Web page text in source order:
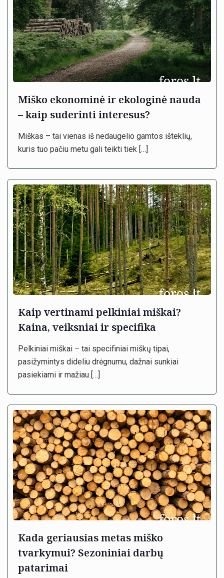
Miško ekonominė ir ekologinė nauda
– kaip suderinti interesus?
Miškas – tai vienas iš nedaugelio gamtos išteklių,
kuris tuo pačiu metu gali teikti tiek […]
Kaip vertinami pelkiniai miškai?
Kaina, veiksniai ir specifika
Pelkiniai miškai – tai specifiniai miškų tipai,
pasižymintys dideliu drėgnumu, dažnai sunkiai
pasiekiami ir mažiau […]
Kada geriausias metas miško
tvarkymui? Sezoniniai darbų
patarimai